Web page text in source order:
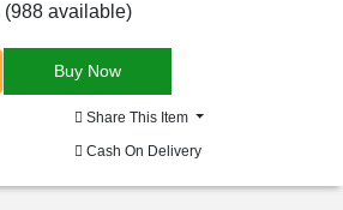
(988 available)
Share This Item
Cash On Delivery